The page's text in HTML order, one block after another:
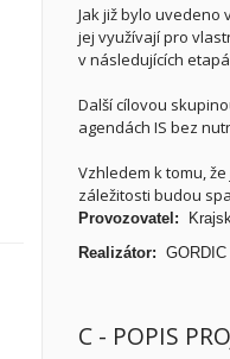
Jak již bylo
jej využívají pro
v následujících
Další cílovou
agendách IS bez
Vzhledem k tomu,
záležitosti budou
Provozovatel:
Realizátor:
C - POPIS